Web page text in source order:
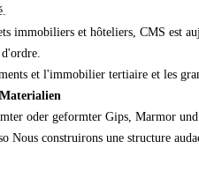
immobiliers et hôteliers, CMS est
et l'immobilier tertiaire et les
oder geformter Gips, Marmor
construirons une structure